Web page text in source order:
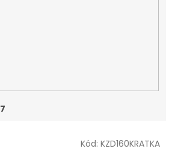
7
Kód: KZD160KRATKA